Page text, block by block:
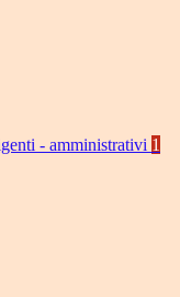
- amministrativi 1